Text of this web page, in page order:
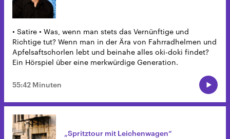
• Satire • Was, wenn man stets das Vernünftige und
Richtige tut? Wenn man in der Ära von Fahrradhelmen und
Apfelsaftschorlen lebt und beinahe alles oki-doki findet?
Ein Hörspiel über eine merkwürdige Generation.
55:42 Minuten
„Spritztour mit Leichenwagen“